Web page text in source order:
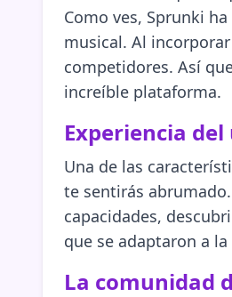
Como ves, Sprunki
musical. Al
competidores. Así
increíble plataforma.
Experiencia
Una de las
te sentirás
capacidades,
que se adaptaron a
La comunidad